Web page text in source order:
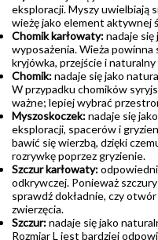
eksploracji. Myszy uwielbiają
wieżę jako element aktywnej
Chomik karłowaty:nadaje
wyposażenia. Wieża powinna
kryjówka, przejście i
Chomik:nadaje się jako
W przypadku chomików
ważne; lepiej wybrać
Myszoskoczek:nadaje się
eksploracji, spacerów i
bawić się wierzbą, dzięki
rozrywkę poprzez gryzienie.
Szczur karłowaty:
odkrywczej. Ponieważ
sprawdź dokładnie, czy
zwierzęcia.
Szczur:nadaje się jako
Rozmiar L jest bardziej